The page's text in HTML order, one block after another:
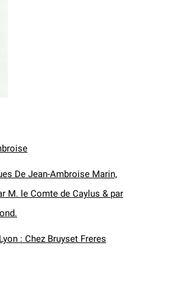
De Jean-Ambroise Marin,
M. le Comte de Caylus & par
: Chez Bruyset Freres